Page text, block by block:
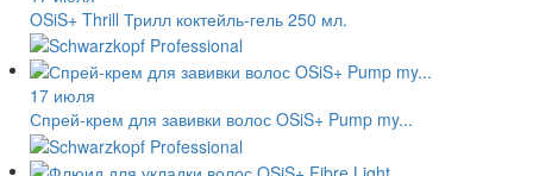
OSiS+ Thrill Трилл коктейль-гель 250 мл.
17 июля
Спрей-крем для завивки волос OSiS+ Pump my...